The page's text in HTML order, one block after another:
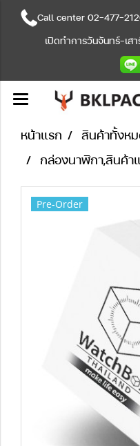
Call center 02-477-
เปิดทำการวันจันทร์-เส
หน้าแรก สินค้าทั้งห
กล่องนาฬิกา,สินค้า
Pre-Order